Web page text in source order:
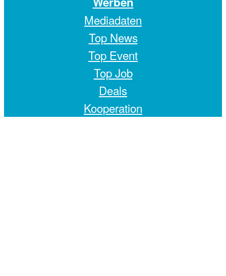
Mediadaten
Top News
Top Event
Top Job
Deals
Kooperation